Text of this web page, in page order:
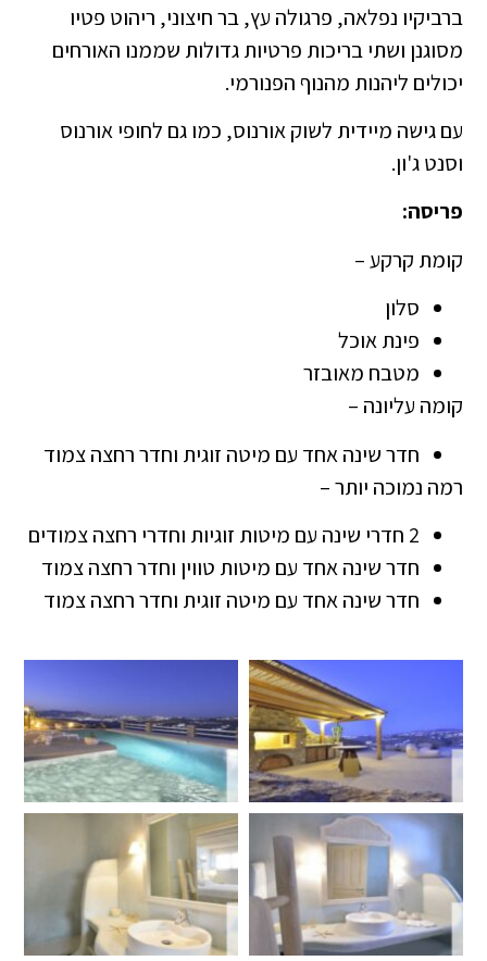
ברביקיו נפלאה, פרגולה עץ, בר חיצוני, ריהוט פטיו
מסוגנן ושתי בריכות פרטיות גדולות שממנו האורחים
יכולים ליהנות מהנוף הפנורמי.
עם גישה מיידית לשוק אורנוס, כמו גם לחופי אורנוס
וסנט ג'ון.
פריסה:
קומת קרקע –
סלון
פינת אוכל
מטבח מאובזר
קומה עליונה –
חדר שינה אחד עם מיטה זוגית וחדר רחצה צמוד
רמה נמוכה יותר –
2 חדרי שינה עם מיטות זוגיות וחדרי רחצה צמודים
חדר שינה אחד עם מיטות טווין וחדר רחצה צמוד
חדר שינה אחד עם מיטה זוגית וחדר רחצה צמוד